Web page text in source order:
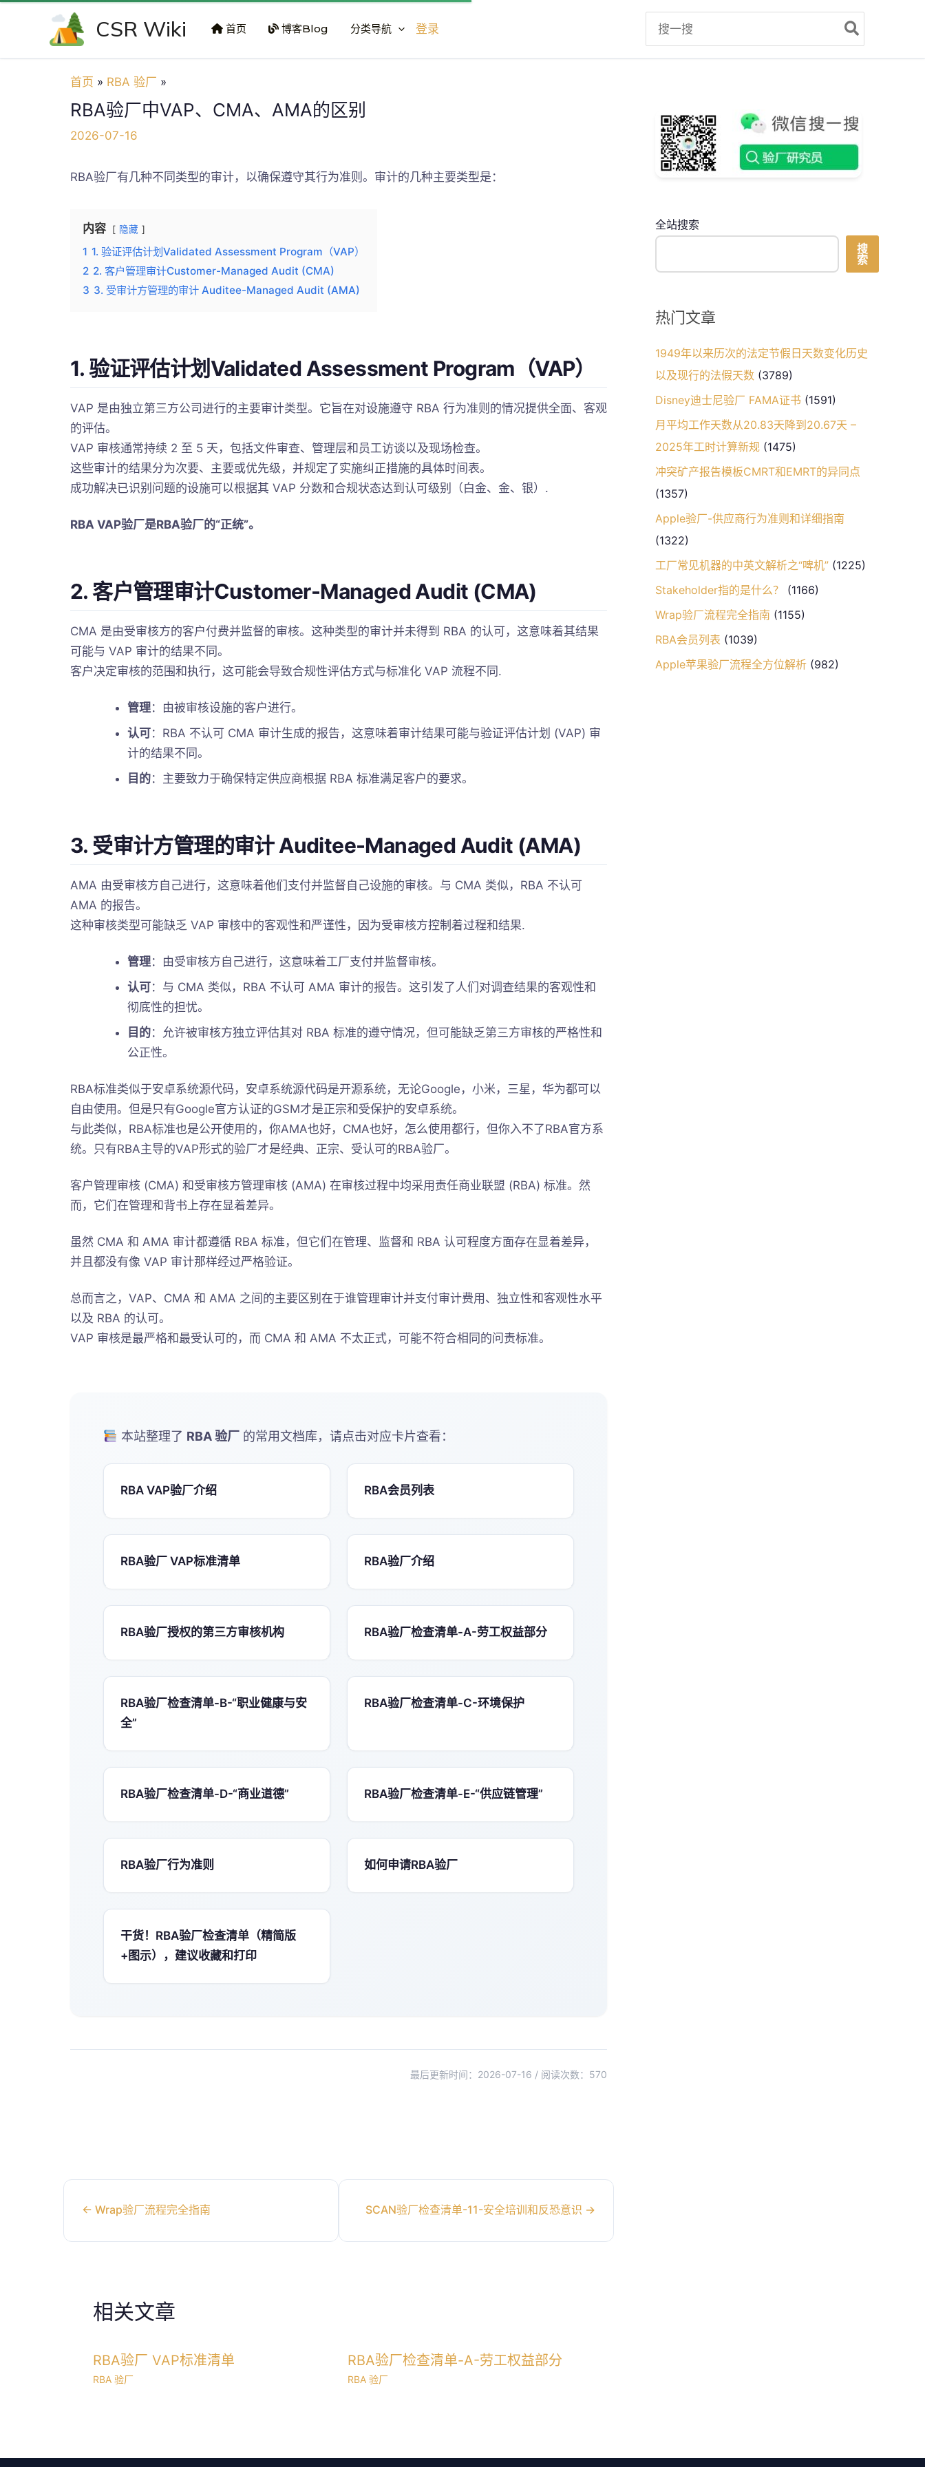
CSR Wiki 首页 博客Blog 分类导航 登录
for:
首页 RBA 验厂
RBA验厂中VAP、CMA、AMA的区别
2026-07-16
RBA验厂有几种不同类型的审计，以确保遵守其行为准则。审计的几种主要类型是：
内容 隐藏
1 1. 验证评估计划Validated Assessment Program（VAP）
2 2. 客户管理审计Customer-Managed Audit (CMA)
3 3. 受审计方管理的审计 Auditee-Managed Audit (AMA)
1. 验证评估计划Validated Assessment Program（VAP）
VAP 是由独立第三方公司进行的主要审计类型。它旨在对设施遵守 RBA 行为准则的情况提供全面、客观
的评估。
VAP 审核通常持续 2 至 5 天，包括文件审查、管理层和员工访谈以及现场检查。
这些审计的结果分为次要、主要或优先级，并规定了实施纠正措施的具体时间表。
成功解决已识别问题的设施可以根据其 VAP 分数和合规状态达到认可级别（白金、金、银） .
RBA VAP验厂是RBA验厂的“正统”。
2. 客户管理审计Customer-Managed Audit (CMA)
CMA 是由受审核方的客户付费并监督的审核。这种类型的审计并未得到 RBA 的认可，这意味着其结果
可能与 VAP 审计的结果不同。
客户决定审核的范围和执行，这可能会导致合规性评估方式与标准化 VAP 流程不同 .
管理：由被审核设施的客户进行。
认可：RBA 不认可 CMA 审计生成的报告，这意味着审计结果可能与验证评估计划 (VAP) 审​​
计的结果不同。
目的：主要致力于确保特定供应商根据 RBA 标准满足客户的要求。
3. 受审计方管理的审计 Auditee-Managed Audit (AMA)
AMA 由受审核方自己进行，这意味着他们支付并监督自己设施的审核。与 CMA 类似，RBA 不认可
AMA 的报告。
这种审核类型可能缺乏 VAP 审核中的客观性和严谨性，因为受审核方控制着过程和结果.
管理：由受审核方自己进行，这意味着工厂支付并监督审核。
认可：与 CMA 类似，RBA 不认可 AMA 审计的报告。这引发了人们对调查结果的客观性和
彻底性的担忧。
目的：允许被审核方独立评估其对 RBA 标准的遵守情况，但可能缺乏第三方审核的严格性和
公正性。
RBA标准类似于安卓系统源代码，安卓系统源代码是开源系统，无论Google，小米，三星，华为都可以
自由使用。但是只有Google官方认证的GSM才是正宗和受保护的安卓系统。
与此类似，RBA标准也是公开使用的，你AMA也好，CMA也好，怎么使用都行，但你入不了RBA官方系
统。只有RBA主导的VAP形式的验厂才是经典、正宗、受认可的RBA验厂。
客户管理审核 (CMA) 和受审核方管理审核 (AMA) 在审核过程中均采用责任商业联盟 (RBA) 标准。然
而，它们在管理和背书上存在显着差异。
虽然 CMA 和 AMA 审计都遵循 RBA 标准，但它们在管理、监督和 RBA 认可程度方面存在显着差异，
并且都没有像 VAP 审计那样经过严格验证。
总而言之，VAP、CMA 和 AMA 之间的主要区别在于谁管理审计并支付审计费用、独立性和客观性水平
以及 RBA 的认可。
VAP 审核是最严格和最受认可的，而 CMA 和 AMA 不太正式，可能不符合相同的问责标准。
本站整理了 RBA 验厂的常用文档库，请点击对应卡片查看：
RBA VAP验厂介绍 RBA会员列表
RBA验厂 VAP标准清单 RBA验厂介绍
RBA验厂授权的第三方审核机构 RBA验厂检查清单-A-劳工权益部分
RBA验厂检查清单-B-“职业健康与安
全”
RBA验厂检查清单-C-环境保护
RBA验厂检查清单-D-“商业道德” RBA验厂检查清单-E-“供应链管理”
RBA验厂行为准则 如何申请RBA验厂
干货！RBA验厂检查清单（精简版
+图示），建议收藏和打印
最后更新时间：2026-07-16 / 阅读次数： 570
← Wrap验厂流程完全指南 SCAN验厂检查清单-11-安全培训和反恐意识 →
相关文章
RBA验厂 VAP标准清单
RBA 验厂
RBA验厂检查清单-A-劳工权益部分
RBA 验厂
全站搜索
搜
索
热门文章
1949年以来历次的法定节假日天数变化历史
以及现行的法假天数 (3789)
Disney迪士尼验厂 FAMA证书 (1591)
月平均工作天数从20.83天降到20.67天 –
2025年工时计算新规 (1475)
冲突矿产报告模板CMRT和EMRT的异同点
(1357)
Apple验厂-供应商行为准则和详细指南
(1322)
工厂常见机器的中英文解析之“啤机” (1225)
Stakeholder指的是什么？
(1166)
Wrap验厂流程完全指南 (1155)
RBA会员列表 (1039)
Apple苹果验厂流程全方位解析 (982)